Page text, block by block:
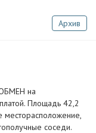
Архив
на
Площадь 42,2
месторасположение,
соседи.